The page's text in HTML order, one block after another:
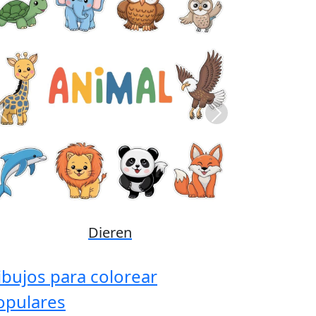
Disney
Previous Next
para colorear